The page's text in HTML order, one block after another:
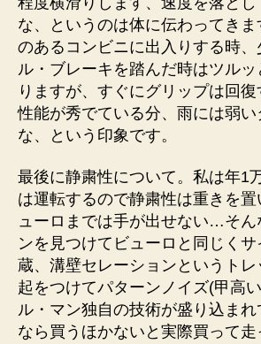
な、というのは体に伝わってき
のあるコンビニに出入りする時
ル・ブレーキを踏んだ時はツル
りますが、すぐにグリップは回
性能が秀でている分、雨には弱
な、という印象です。
最後に静粛性について。私は年1
は運転するので静粛性は重きを
ューロまでは手が出せない…そん
ンを見つけてビューロと同じく
蔵、溝壁セレーションというト
起をつけてパターンノイズ(甲高
ル・マン独自の技術が盛り込まれ
なら買うほかないと実際買って走